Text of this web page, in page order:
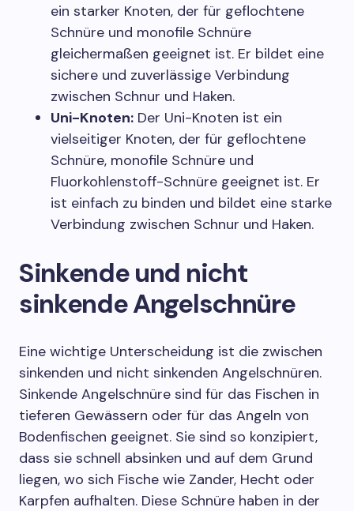
ein starker Knoten, der für geflochtene
Schnüre und monofile Schnüre
gleichermaßen geeignet ist. Er bildet eine
sichere und zuverlässige Verbindung
zwischen Schnur und Haken.
Uni-Knoten: Der Uni-Knoten ist ein
vielseitiger Knoten, der für geflochtene
Schnüre, monofile Schnüre und
Fluorkohlenstoff-Schnüre geeignet ist. Er
ist einfach zu binden und bildet eine starke
Verbindung zwischen Schnur und Haken.
Sinkende und nicht
sinkende Angelschnüre
Eine wichtige Unterscheidung ist die zwischen
sinkenden und nicht sinkenden Angelschnüren.
Sinkende Angelschnüre sind für das Fischen in
tieferen Gewässern oder für das Angeln von
Bodenfischen geeignet. Sie sind so konzipiert,
dass sie schnell absinken und auf dem Grund
liegen, wo sich Fische wie Zander, Hecht oder
Karpfen aufhalten. Diese Schnüre haben in der